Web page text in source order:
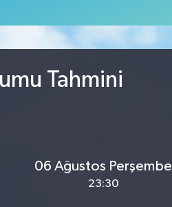
Tahmini
06 Ağustos Perşembe
23:30